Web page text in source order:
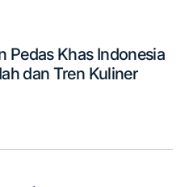
Pedas Khas Indonesia
dan Tren Kuliner